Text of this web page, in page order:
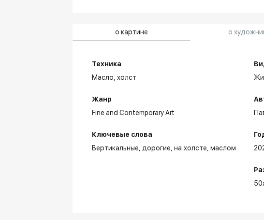
о картине о
Техника
Масло,холст
Жанр
Fine and Contemporary Art
Ключевые слова
Вертикальные дорогие на холсте маслом